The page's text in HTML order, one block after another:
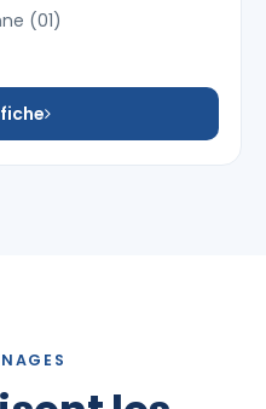
(01)